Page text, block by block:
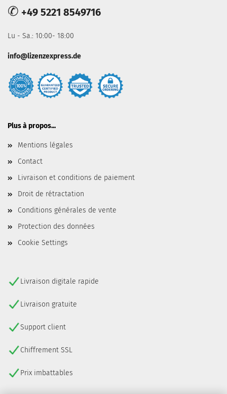
✆ +49 5221 8549716
Lu - Sa.: 10:00- 18:00
info@lizenzexpress.de
Plus à propos...
Mentions légales
Contact
Livraison et conditions de paiement
Droit de rétractation
Conditions générales de vente
Protection des données
Cookie Settings
Livraison digitale rapide
Livraison gratuite
Support client
Chiffrement SSL
Prix imbattables